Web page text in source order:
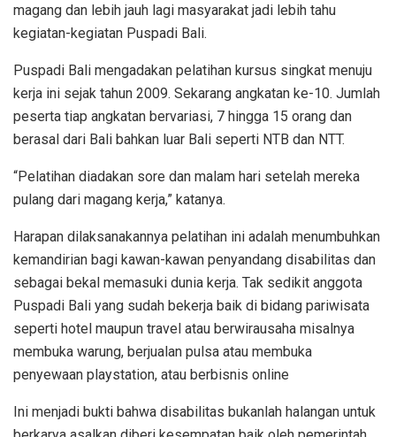
magang dan lebih jauh lagi masyarakat jadi lebih tahu
kegiatan-kegiatan Puspadi Bali.
Puspadi Bali mengadakan pelatihan kursus singkat menuju
kerja ini sejak tahun 2009. Sekarang angkatan ke-10. Jumlah
peserta tiap angkatan bervariasi, 7 hingga 15 orang dan
berasal dari Bali bahkan luar Bali seperti NTB dan NTT.
“Pelatihan diadakan sore dan malam hari setelah mereka
pulang dari magang kerja,” katanya.
Harapan dilaksanakannya pelatihan ini adalah menumbuhkan
kemandirian bagi kawan-kawan penyandang disabilitas dan
sebagai bekal memasuki dunia kerja. Tak sedikit anggota
Puspadi Bali yang sudah bekerja baik di bidang pariwisata
seperti hotel maupun travel atau berwirausaha misalnya
membuka warung, berjualan pulsa atau membuka
penyewaan playstation, atau berbisnis online
Ini menjadi bukti bahwa disabilitas bukanlah halangan untuk